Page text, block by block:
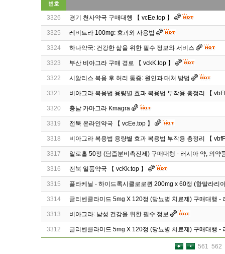
번호
3326 경기 천사약국 구매대행 【 vcEe.top 】
3325 레비트라 100mg: 효과와 사용법
3324 하나약국: 건강한 삶을 위한 필수 정보와 서비스
3323 부산 비아그라 구매 경로 【 vckK.top 】
3322 시알리스 복용 후 허리 통증: 원인과 대처 방법
3321 비아그라 복용법 용량별 효과 복용법 부작용 총정리 【
3320 충남 카마그라 Kmagra
3319 전북 온라인약국 【 vcEe.top 】
3318 비아그라 복용법 용량별 효과 복용법 부작용 총정리 【
3317 알로홀 50정 (담즙분비촉진제) 구매대행 - 러시아 약, 의약
3316 전북 일품약국 【 vcKk.top 】
3315 플라케닐 - 하이드록시클로로퀸 200mg x 60정 (항말라리
3314 글리벤클라미드 5mg X 120정 (당뇨병 치료제) 구매대행 -
3313 비아그라: 남성 건강을 위한 필수 정보
3312 글리벤클라미드 5mg X 120정 (당뇨병 치료제) 구매대행 -
561 562